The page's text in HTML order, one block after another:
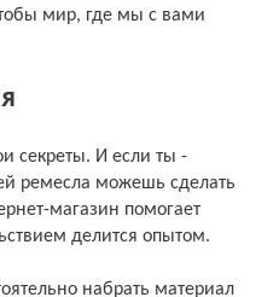
мир, где мы с вами
секреты. И если ты -
ремесла можешь сделать
магазин помогает
делится опытом.
набрать материал